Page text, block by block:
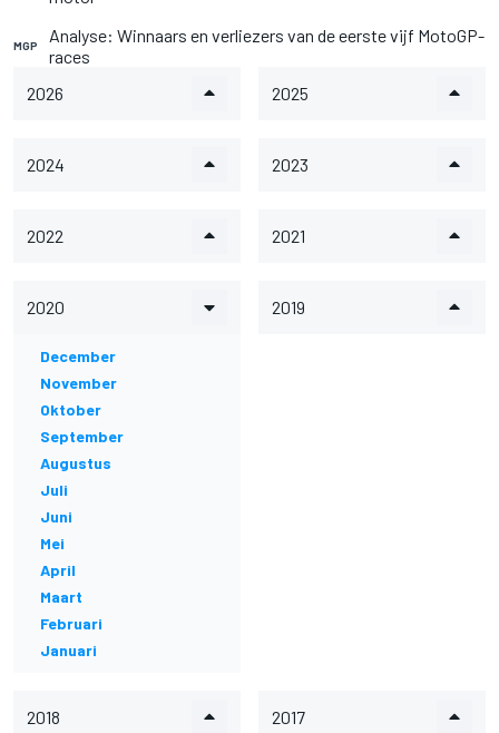
MGP
Analyse: Winnaars en verliezers van de eerste vijf MotoGP-
races
2026
2025
2024 2023
2022 2021
2020
December
November
Oktober
September
Augustus
Juli
Juni
Mei
April
Maart
Februari
Januari
2019
2018 2017